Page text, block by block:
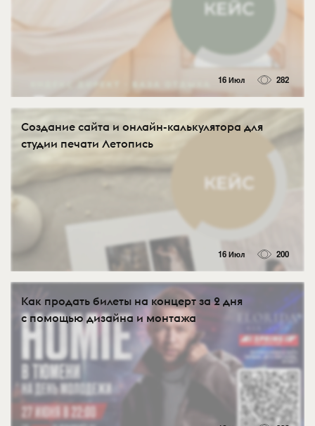
16 Июл 282
Создание сайта и онлайн-калькулятора для
студии печати Летопись
16 Июл 200
Как продать билеты на концерт за 2 дня
с помощью дизайна и монтажа